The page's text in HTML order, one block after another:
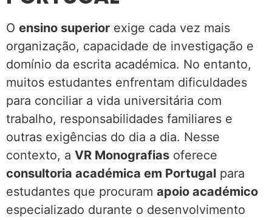
O ensino superior exige cada vez mais
organização, capacidade de investigação e
domínio da escrita académica. No entanto,
muitos estudantes enfrentam dificuldades
para conciliar a vida universitária com
trabalho, responsabilidades familiares e
outras exigências do dia a dia. Nesse
contexto, a VR Monografias oferece
consultoria académica em Portugal para
estudantes que procuram apoio académico
especializado durante o desenvolvimento